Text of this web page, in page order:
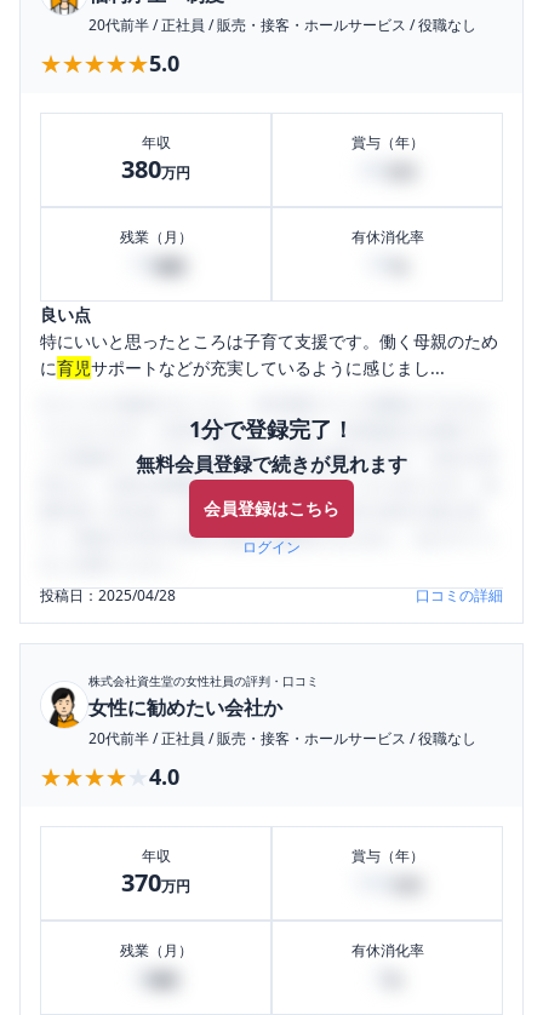
20代前半/正社員 /販売・接客・ホールサービス /役職なし
★★★★★
★★★★★5.0
年収
380万円
賞与（年）
残業（月） 有休消化率
良い点
特にいいと思ったところは子育て支援です。働く母親のため
に育児サポートなどが充実しているように感じまし...
1分で登録完了！
無料会員登録で続きが見れます
会員登録はこちら
ログイン
うになります。SHEHUB(シーハブ)は、女性限定の企業口コ
ミの投稿サイトです。給与面・女性の働きやすさ・会社の評
判など、女性の転職は気にすべき点がたくさんあります。先
輩社員（元社員）の口コミを通して、本当の会社の姿を知
り、将来の不安や現在の悩みを解消するために、ぜひサイト
投稿日：2025/04/28 口コミの詳細
株式会社資生堂の女性社員の評判・口コミ
女性に勧めたい会社か
20代前半/正社員 /販売・接客・ホールサービス /役職なし
★★★★★
★★★★★ 4.0
年収
370万円
賞与（年）
残業（月） 有休消化率